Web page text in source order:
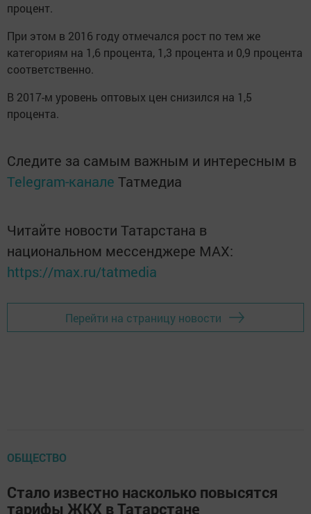
процент.
При этом в 2016 году отмечался рост по тем же
категориям на 1,6 процента, 1,3 процента и 0,9 процента
соответственно.
В 2017-м уровень оптовых цен снизился на 1,5
процента.
Следите за самым важным и интересным в
Telegram-канале Татмедиа
Читайте новости Татарстана в
национальном мессенджере MАХ:
https://max.ru/tatmedia
Перейти на страницу новости
ОБЩЕСТВО
Стало известно насколько повысятся
тарифы ЖКХ в Татарстане